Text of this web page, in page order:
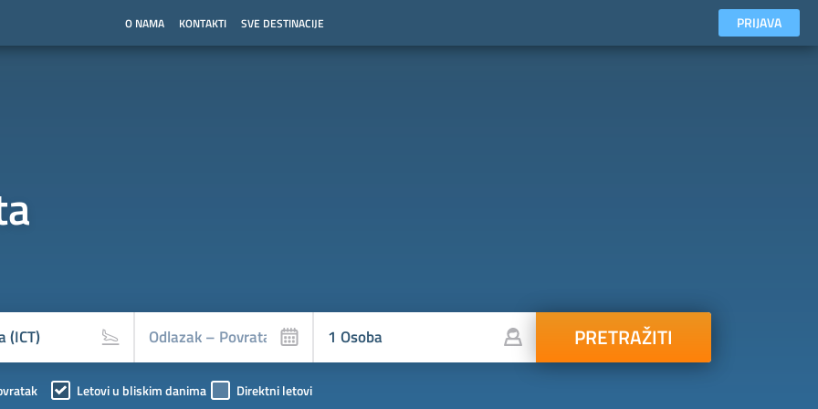
O NAMA KONTAKTI SVE DESTINACIJE PRIJAVA
PRETRAŽITI
Letovi u bliskim danima Direktni letovi